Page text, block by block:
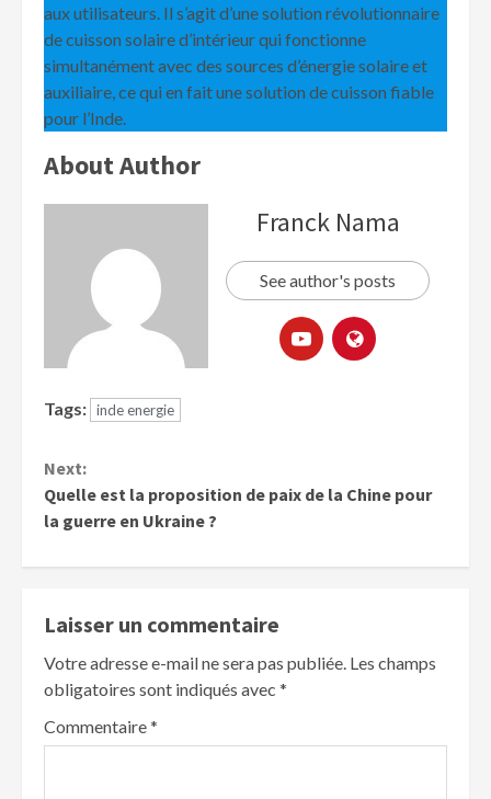
aux utilisateurs. Il s’agit d’une solution révolutionnaire
de cuisson solaire d’intérieur qui fonctionne
simultanément avec des sources d’énergie solaire et
auxiliaire, ce qui en fait une solution de cuisson fiable
pour l’Inde.
About Author
Franck Nama
See author's posts
Tags: inde energie
Next:
Quelle est la proposition de paix de la Chine pour
la guerre en Ukraine ?
Laisser un commentaire
Votre adresse e-mail ne sera pas publiée. Les champs
obligatoires sont indiqués avec *
Commentaire*